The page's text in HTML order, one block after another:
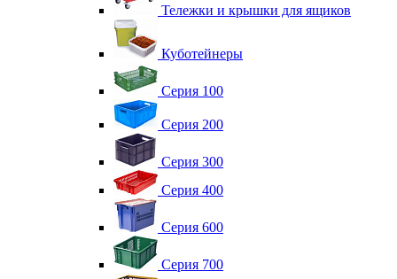
Тележки и крышки для ящиков
Куботейнеры
Серия 100
Серия 200
Серия 300
Серия 400
Серия 600
Серия 700